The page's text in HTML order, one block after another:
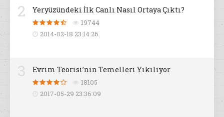
2 Yeryüzündeki İlk Canlı Nasıl Ortaya Çıktı?
19744
2014-02-18 23:14:26
Evrim Teorisi’nin Temelleri Yıkılıyor
18105
2017-05-29 23:36:09